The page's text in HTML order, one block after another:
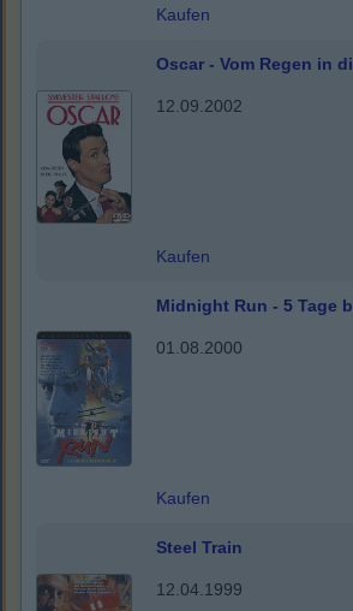
Kaufen
Oscar - Vom Regen in
12.09.2002
Kaufen
Midnight Run - 5 Tage
01.08.2000
Kaufen
Steel Train
12.04.1999